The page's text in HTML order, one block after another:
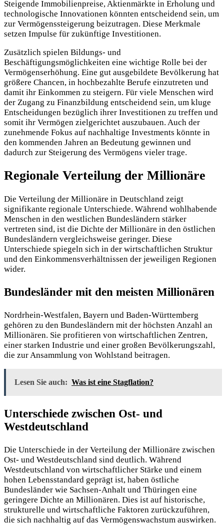
Steigende Immobilienpreise, Aktienmärkte in Erholung und
technologische Innovationen könnten entscheidend sein, um
zur Vermögenssteigerung beizutragen. Diese Merkmale
setzen Impulse für zukünftige Investitionen.
Zusätzlich spielen Bildungs- und
Beschäftigungsmöglichkeiten eine wichtige Rolle bei der
Vermögenserhöhung. Eine gut ausgebildete Bevölkerung hat
größere Chancen, in hochbezahlte Berufe einzutreten und
damit ihr Einkommen zu steigern. Für viele Menschen wird
der Zugang zu Finanzbildung entscheidend sein, um kluge
Entscheidungen bezüglich ihrer Investitionen zu treffen und
somit ihr Vermögen zielgerichtet auszubauen. Auch der
zunehmende Fokus auf nachhaltige Investments könnte in
den kommenden Jahren an Bedeutung gewinnen und
dadurch zur Steigerung des Vermögens vieler trage.
Regionale Verteilung der Millionäre
Die Verteilung der Millionäre in Deutschland zeigt
signifikante regionale Unterschiede. Während wohlhabende
Menschen in den westlichen Bundesländern stärker
vertreten sind, ist die Dichte der Millionäre in den östlichen
Bundesländern vergleichsweise geringer. Diese
Unterschiede spiegeln sich in der wirtschaftlichen Struktur
und den Einkommensverhältnissen der jeweiligen Regionen
wider.
Bundesländer mit den meisten Millionären
Nordrhein-Westfalen, Bayern und Baden-Württemberg
gehören zu den Bundesländern mit der höchsten Anzahl an
Millionären. Sie profitieren von wirtschaftlichen Zentren,
einer starken Industrie und einer großen Bevölkerungszahl,
die zur Ansammlung von Wohlstand beitragen.
Lesen Sie auch: Was ist eine Stagflation?
Unterschiede zwischen Ost- und
Westdeutschland
Die Unterschiede in der Verteilung der Millionäre zwischen
Ost- und Westdeutschland sind deutlich. Während
Westdeutschland von wirtschaftlicher Stärke und einem
hohen Lebensstandard geprägt ist, haben östliche
Bundesländer wie Sachsen-Anhalt und Thüringen eine
geringere Dichte an Millionären. Dies ist auf historische,
strukturelle und wirtschaftliche Faktoren zurückzuführen,
die sich nachhaltig auf das Vermögenswachstum auswirken.